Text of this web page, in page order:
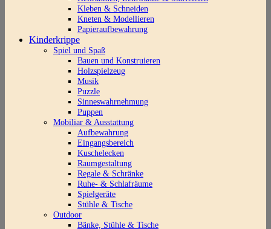
Kleben & Schneiden
Kneten & Modellieren
Papieraufbewahrung
Kinderkrippe
Spiel und Spaß
Bauen und Konstruieren
Holzspielzeug
Musik
Puzzle
Sinneswahrnehmung
Puppen
Mobiliar & Ausstattung
Aufbewahrung
Eingangsbereich
Kuschelecken
Raumgestaltung
Regale & Schränke
Ruhe- & Schlafräume
Spielgeräte
Stühle & Tische
Outdoor
Bänke, Stühle & Tische